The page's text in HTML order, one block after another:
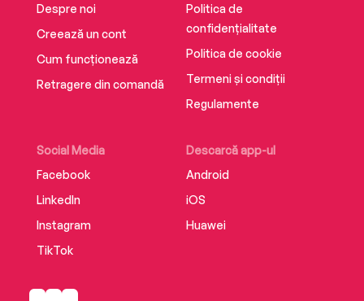
Despre noi
Creează un cont
Cum funcționează
Retragere din comandă
Social Media
Facebook
LinkedIn
Instagram
TikTok
Descarcă app-ul
Android
iOS
Huawei
Politica de
confidențialitate
Politica de cookie
Termeni și condiții
Regulamente